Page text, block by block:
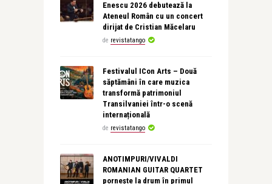
Enescu 2026 debutează la
Ateneul Român cu un concert
dirijat de Cristian Măcelaru
de revistatango
Festivalul ICon Arts – Două
săptămâni în care muzica
transformă patrimoniul
Transilvaniei într-o scenă
internațională
de revistatango
ANOTIMPURI/VIVALDI
ROMANIAN GUITAR QUARTET
pornește la drum în primul